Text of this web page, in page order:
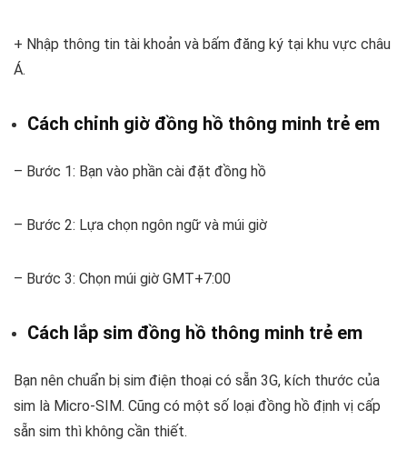
+ Nhập thông tin tài khoản và bấm đăng ký tại khu vực châu
Á.
Cách chỉnh giờ đồng hồ thông minh trẻ em
– Bước 1: Bạn vào phần cài đặt đồng hồ
– Bước 2: Lựa chọn ngôn ngữ và múi giờ
– Bước 3: Chọn múi giờ GMT+7:00
Cách lắp sim đồng hồ thông minh trẻ em
Bạn nên chuẩn bị sim điện thoại có sẵn 3G, kích thước của
sim là Micro-SIM. Cũng có một số loại đồng hồ định vị cấp
sẵn sim thì không cần thiết.